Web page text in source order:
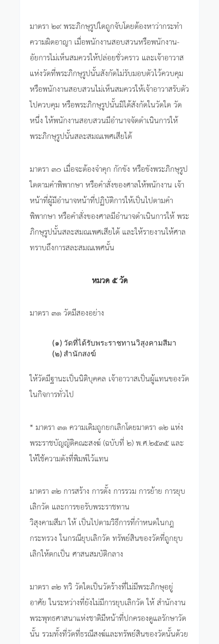
มาตรา ๒๙ พระภิกษุรูปใดถูกจับโดยต้องหาว่ากระทำ
ความผิดอาญา เมื่อพนักงานสอบสวนหรือพนักงาน-
อัยการไม่เห็นสมควรให้ปล่อยชั่วคราว และเจ้าอาวาส
แห่งวัดที่พระภิกษุรูปนั้นสังกัดไม่รับมอบตัวไว้ควบคุม
หรือพนักงานสอบสวนไม่เห็นสมควรให้เจ้าอาวาสรับตัว
ไปควบคุม หรือพระภิกษุรูปนั้นมิได้สังกัดในวัดใด วัด
หนึ่ง ให้พนักงานสอบสวนมีอำนาจจัดดำเนินการให้
พระภิกษุรูปนั้นสละสมณเพศเสียได้
มาตรา ๓๐ เมื่อจะต้องจำคุก กักขัง หรือขังพระภิกษุรูป
ใดตามคำพิพากษา หรือคำสั่งของศาลให้พนักงาน เจ้า
หน้าที่ผู้มีอำนาจหน้าที่ปฏิบัติการให้เป็นไปตามคำ
พิพากษา หรือคำสั่งของศาลมีอำนาจดำเนินการให้ พระ
ภิกษุรูปนั้นสละสมณเพศเสียได้ และให้รายงานให้ศาล
ทราบถึงการสละสมณเพศนั้น
หมวด ๕ วัด
มาตรา ๓๑ วัดมีสองอย่าง
(๑) วัดที่ได้รับพระราชทานวิสุงคามสีมา
(๒) สำนักสงฆ์
ให้วัดมีฐานะเป็นนิติบุคคล เจ้าอาวาสเป็นผู้แทนของวัด
ในกิจการทั่วไป
* มาตรา ๓๑ ความเดิมถูกยกเลิกโดยมาตรา ๑๒ แห่ง
พระราชบัญญัติคณะสงฆ์ (ฉบับที่ ๒) พ.ศ.๒๕๓๕ และ
ให้ใช้ความดังที่พิมพ์ไว้แทน
มาตรา ๓๒ การสร้าง การตั้ง การรวม การย้าย การยุบ
เลิกวัด และการขอรับพระราชทาน
วิสุงคามสีมา ให้ เป็นไปตามวิธีการที่กำหนดในกฎ
กระทรวง ในกรณียุบเลิกวัด ทรัพย์สินของวัดที่ถูกยุบ
เลิกให้ตกเป็น ศาสนสมบัติกลาง
มาตรา ๓๒ ทวิ วัดใดเป็นวัดร้างที่ไม่มีพระภิกษุอยู่
อาศัย ในระหว่างที่ยังไม่มีการยุบเลิกวัด ให้ สำนักงาน
พระพุทธศาสนาแห่งชาติมีหน้าที่ปกครองดูแลรักษาวัด
นั้น รวมทั้งที่วัดที่ธรณีสงฆ์และทรัพย์สินของวัดนั้นด้วย